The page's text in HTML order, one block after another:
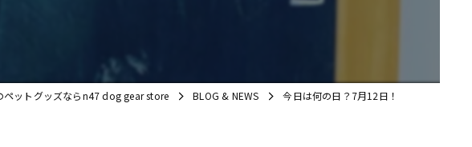
ペットグッズならn47 dog gear store BLOG & NEWS 今日は何の日？7月12日！